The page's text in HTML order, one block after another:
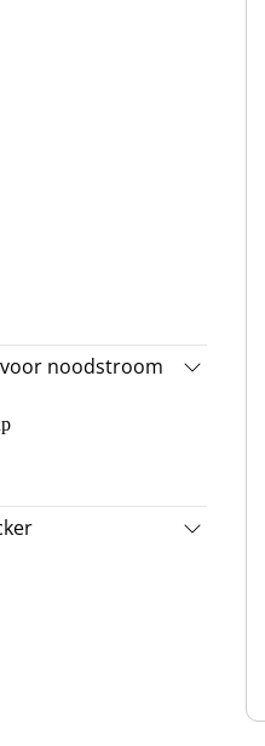
noodstroom